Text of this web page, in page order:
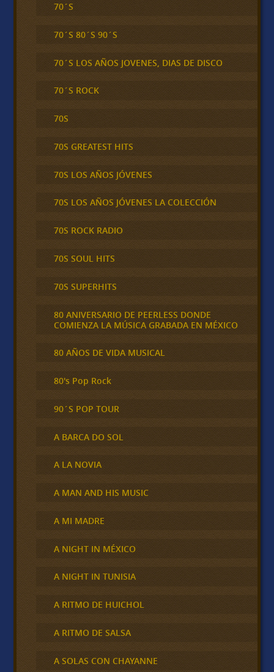
70´S
70´S 80´S 90´S
70´S LOS AÑOS JOVENES, DIAS DE DISCO
70´S ROCK
70S
70S GREATEST HITS
70S LOS AÑOS JÓVENES
70S LOS AÑOS JÓVENES LA COLECCIÓN
70S ROCK RADIO
70S SOUL HITS
70S SUPERHITS
80 ANIVERSARIO DE PEERLESS DONDE
COMIENZA LA MÚSICA GRABADA EN MÉXICO
80 AÑOS DE VIDA MUSICAL
80's Pop Rock
90´S POP TOUR
A BARCA DO SOL
A LA NOVIA
A MAN AND HIS MUSIC
A MI MADRE
A NIGHT IN MÉXICO
A NIGHT IN TUNISIA
A RITMO DE HUICHOL
A RITMO DE SALSA
A SOLAS CON CHAYANNE